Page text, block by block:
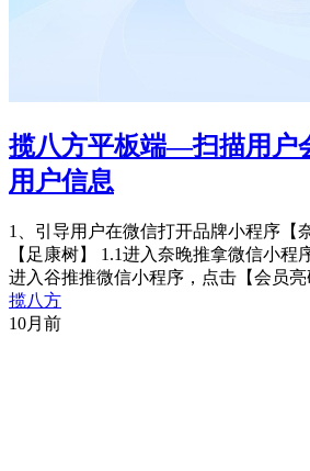
揽八方平板端—扫描用户
用户信息
1、引导用户在微信打开品牌小程序【
【足康树】 1.1进入奈晚推拿微信小程
进入谷推推微信小程序，点击【会员亮
揽八方
10月前